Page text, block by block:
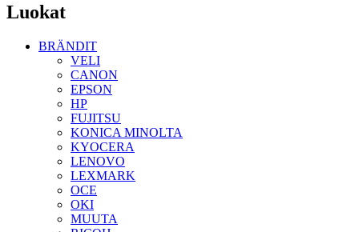
Luokat
BRÄNDIT
VELI
CANON
EPSON
HP
FUJITSU
KONICA MINOLTA
KYOCERA
LENOVO
LEXMARK
OCE
OKI
MUUTA